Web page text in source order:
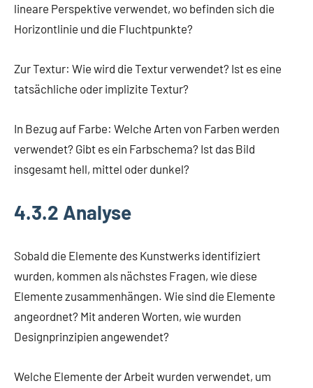
lineare Perspektive verwendet, wo befinden sich die
Horizontlinie und die Fluchtpunkte?
Zur Textur: Wie wird die Textur verwendet? Ist es eine
tatsächliche oder implizite Textur?
In Bezug auf Farbe: Welche Arten von Farben werden
verwendet? Gibt es ein Farbschema? Ist das Bild
insgesamt hell, mittel oder dunkel?
4.3.2 Analyse
Sobald die Elemente des Kunstwerks identifiziert
wurden, kommen als nächstes Fragen, wie diese
Elemente zusammenhängen. Wie sind die Elemente
angeordnet? Mit anderen Worten, wie wurden
Designprinzipien angewendet?
Welche Elemente der Arbeit wurden verwendet, um